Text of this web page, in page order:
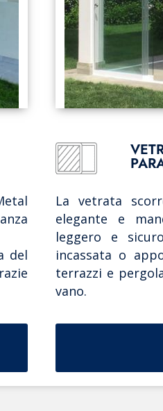
del
La vetrata
elegante e
leggero e
incassata o
terrazzi e
vano.